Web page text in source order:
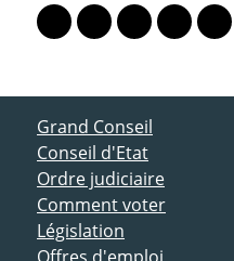
Lien vers le profil
Lien vers le
Lien vers le
Lien
ACCÈS DIRECT
Grand Conseil
Conseil d'Etat
Ordre judiciaire
Comment voter
Législation